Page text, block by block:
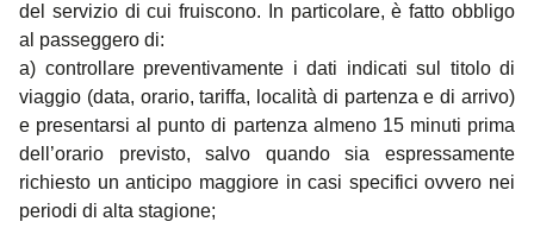
del servizio di cui fruiscono. In particolare, è fatto obbligo
al passeggero di:
a) controllare preventivamente i dati indicati sul titolo di
viaggio (data, orario, tariffa, località di partenza e di arrivo)
e presentarsi al punto di partenza almeno 15 minuti prima
dell’orario previsto, salvo quando sia espressamente
richiesto un anticipo maggiore in casi specifici ovvero nei
periodi di alta stagione;